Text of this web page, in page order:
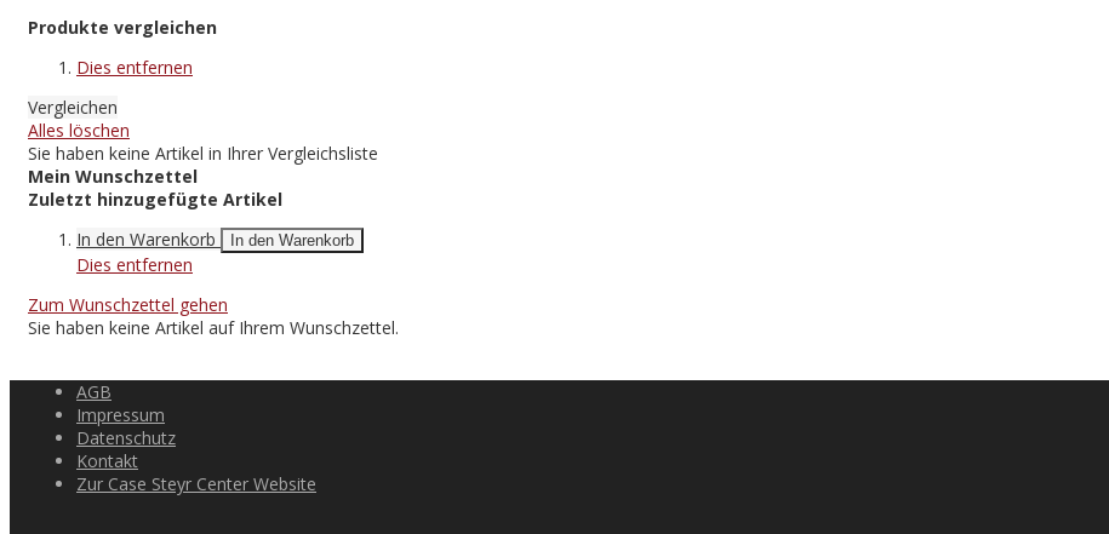
Produkte vergleichen
Dies entfernen
Vergleichen
Alles löschen
Sie haben keine Artikel in Ihrer Vergleichsliste
Mein Wunschzettel
Zuletzt hinzugefügte Artikel
In den Warenkorb
In den Warenkorb
Dies entfernen
Zum Wunschzettel gehen
Sie haben keine Artikel auf Ihrem Wunschzettel.
AGB
Impressum
Datenschutz
Kontakt
Zur Case Steyr Center Website